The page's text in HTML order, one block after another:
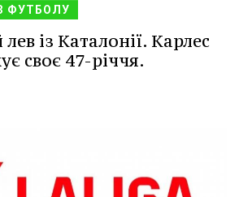
З ФУТБОЛУ
із Каталонії. Карлес
своє 47-річчя.